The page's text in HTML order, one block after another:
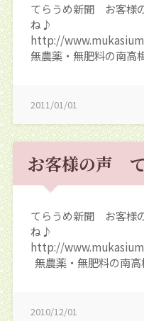
てらうめ新聞 お客様
ね♪
http://
無農薬・無肥料の南
2011/01/01
お客様の声
てらうめ新聞 お客様
ね♪
http://
無農薬・無肥料の南
2010/12/01